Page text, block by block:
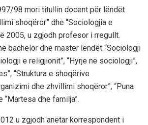
98 mori titullin docent për lëndët
shoqëror” dhe “Sociologjia e
2005, u zgjodh profesor i rregullt.
bachelor dhe master lëndët “Sociologji
e religjionit”, “Hyrje në sociologji”,
“Struktura e shoqërive
dhe zhvillimi shoqëror”, “Puna
“Martesa dhe familja”.
u zgjodh anëtar korrespondent i